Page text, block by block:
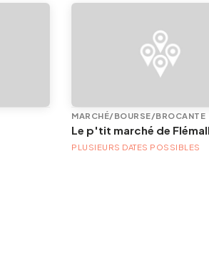
MARCHÉ/BOURSE/BROCANTE
Le p'tit marché de
PLUSIEURS DATES POSSIBLES